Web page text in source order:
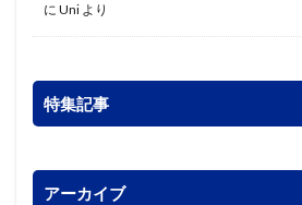
に Uni より
特集記事
アーカイブ